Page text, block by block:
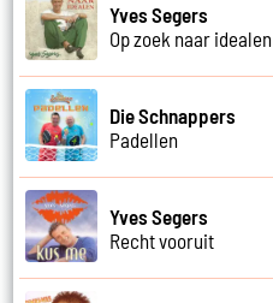
Yves Segers
Op zoek naar idealen
Die Schnappers
Padellen
Yves Segers
Recht vooruit